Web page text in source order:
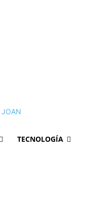
TECNOLOGÍA